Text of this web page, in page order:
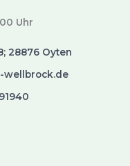
Uhr
28876 Oyten
wellbrock.de